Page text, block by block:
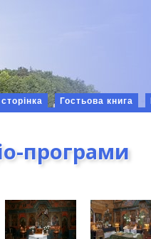
Гостьова книга
програми